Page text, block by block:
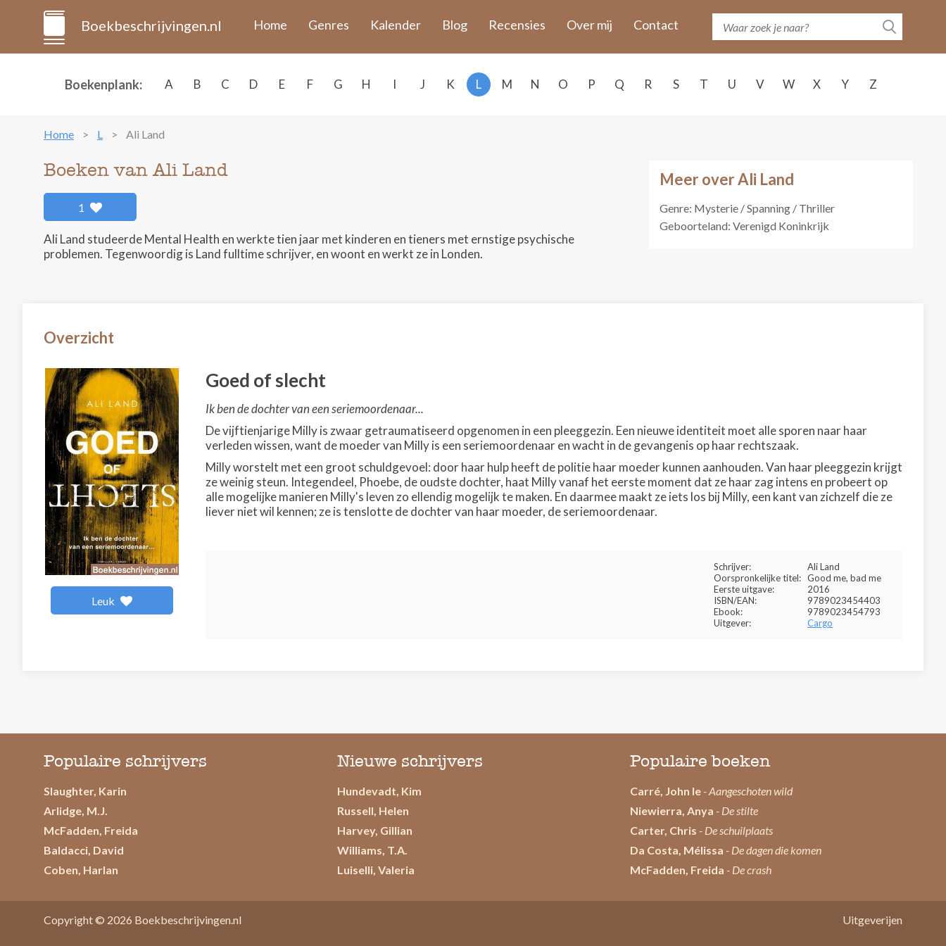
Boekbeschrijvingen.nl Home Genres Kalender Blog Recensies Over mij Contact
Boekenplank: A B C D E F G H I J K L M N O P Q R S T U V W X Y Z
Home L Ali Land
Meer over Ali Land
Genre: Mysterie / Spanning / Thriller
Geboorteland: Verenigd Koninkrijk
Boeken van Ali Land
1
Ali Land studeerde Mental Health en werkte tien jaar met kinderen en tieners met ernstige psychische
problemen. Tegenwoordig is Land fulltime schrijver, en woont en werkt ze in Londen.
Overzicht
Leuk
Goed of slecht
Ik ben de dochter van een seriemoordenaar...
De vijftienjarige Milly is zwaar getraumatiseerd opgenomen in een pleeggezin. Een nieuwe identiteit moet alle sporen naar haar
verleden wissen, want de moeder van Milly is een seriemoordenaar en wacht in de gevangenis op haar rechtszaak.
Milly worstelt met een groot schuldgevoel: door haar hulp heeft de politie haar moeder kunnen aanhouden. Van haar pleeggezin krijgt
ze weinig steun. Integendeel, Phoebe, de oudste dochter, haat Milly vanaf het eerste moment dat ze haar zag intens en probeert op
alle mogelijke manieren Milly's leven zo ellendig mogelijk te maken. En daarmee maakt ze iets los bij Milly, een kant van zichzelf die ze
liever niet wil kennen; ze is tenslotte de dochter van haar moeder, de seriemoordenaar.
Schrijver:
Ali Land
Oorspronkelijke titel: Good me, bad me
Eerste uitgave:
2016
ISBN/EAN:
9789023454403
Ebook:
9789023454793
Uitgever:
Cargo
Populaire schrijvers
Slaughter, Karin
Arlidge, M.J.
McFadden, Freida
Baldacci, David
Coben, Harlan
Nieuwe schrijvers
Hundevadt, Kim
Russell, Helen
Harvey, Gillian
Williams, T.A.
Luiselli, Valeria
Populaire boeken
Carré, John le - Aangeschoten wild
Niewierra, Anya - De stilte
Carter, Chris - De schuilplaats
Da Costa, Mélissa - De dagen die komen
McFadden, Freida - De crash
Copyright © 2026 Boekbeschrijvingen.nl Uitgeverijen